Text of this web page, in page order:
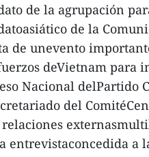
de la agrupación
de la
de unevento
deVietnam
Nacional delPartido
del
relaciones
entrevistaconcedida a